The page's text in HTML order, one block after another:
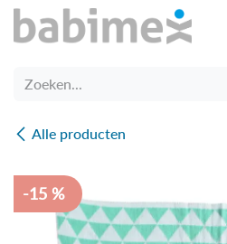
Overslaan naar inhoud
Alle producten
-15 %